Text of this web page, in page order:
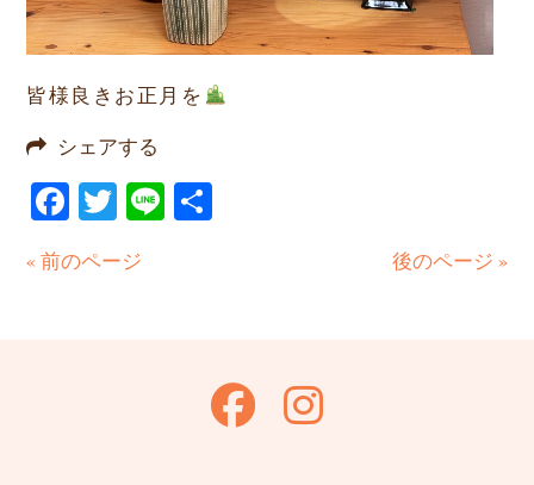
皆様良きお正月を
シェアする
Facebook
Twitter
Line
« 前のページ 後のページ »